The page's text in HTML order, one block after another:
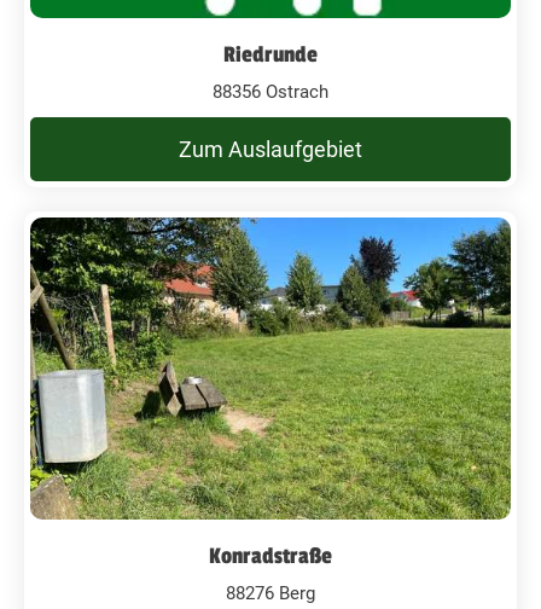
Riedrunde
88356 Ostrach
Zum Auslaufgebiet
Konradstraße
88276 Berg